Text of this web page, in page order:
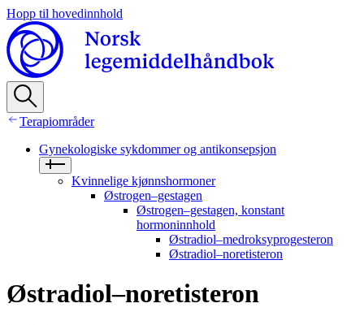
Hopp til hovedinnhold
Terapiområder
Gynekologiske sykdommer og antikonsepsjon
Kvinnelige kjønnshormoner
Østrogen–gestagen
Østrogen–gestagen, konstant
hormoninnhold
Østradiol–medroksyprogesteron
Østradiol–noretisteron
Østradiol–noretisteron